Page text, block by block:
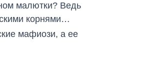
малютки? Ведь
корнями…
мафиози, а ее